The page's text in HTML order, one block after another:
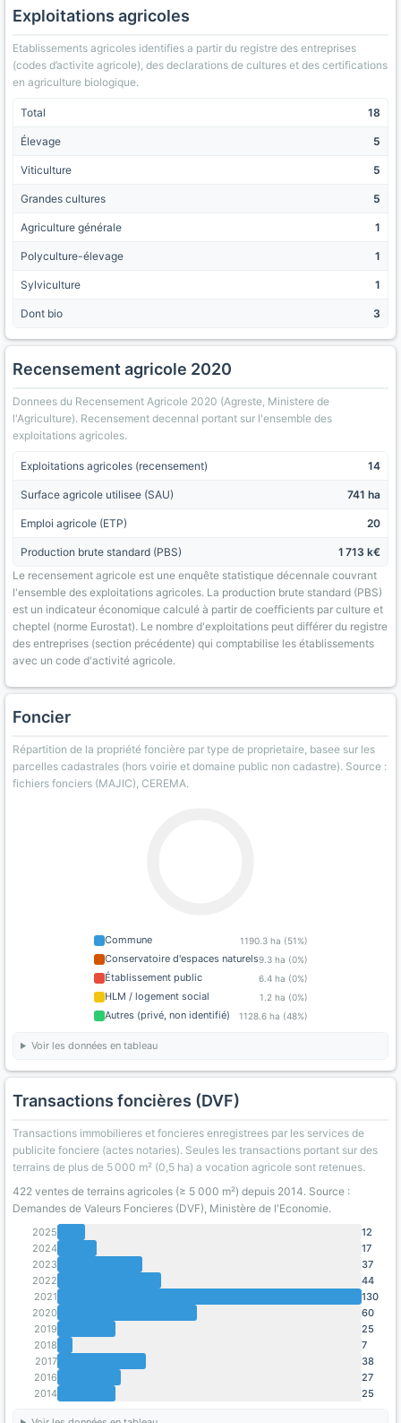
Exploitations agricoles
Etablissements agricoles identifies a partir du registre des entreprises
(codes d’activite agricole), des declarations de cultures et des certifications
en agriculture biologique.
Total 18
Élevage 5
Viticulture 5
Grandes cultures 5
Agriculture générale 1
Polyculture-élevage 1
Sylviculture 1
Dont bio 3
Recensement agricole 2020
Donnees du Recensement Agricole 2020 (Agreste, Ministere de
l'Agriculture). Recensement decennal portant sur l'ensemble des
exploitations agricoles.
Exploitations agricoles (recensement) 14
Surface agricole utilisee (SAU) 741 ha
Emploi agricole (ETP) 20
Production brute standard (PBS)
1 713 k€
Le recensement agricole est une enquête statistique décennale couvrant
l'ensemble des exploitations agricoles. La production brute standard (PBS)
est un indicateur économique calculé à partir de coefficients par culture et
cheptel (norme Eurostat). Le nombre d'exploitations peut différer du registre
des entreprises (section précédente) qui comptabilise les établissements
avec un code d'activité agricole.
Foncier
Répartition de la propriété foncière par type de proprietaire, basee sur les
parcelles cadastrales (hors voirie et domaine public non cadastre). Source :
fichiers fonciers (MAJIC), CEREMA.
Commune 1190.3 ha (51%)
Conservatoire d'espaces naturels9.3 ha (0%)
Établissement public 6.4 ha (0%)
HLM / logement social 1.2 ha (0%)
Autres (privé, non identifié) 1128.6 ha (48%)
Voir les données en tableau
Transactions foncières (DVF)
Transactions immobilieres et foncieres enregistrees par les services de
publicite fonciere (actes notaries). Seules les transactions portant sur des
terrains de plus de 5 000 m² (0,5 ha) a vocation agricole sont retenues.
422 ventes de terrains agricoles (≥ 5 000 m²) depuis 2014. Source :
Demandes de Valeurs Foncieres (DVF), Ministère de l'Economie.
2025
12
2024
17
2023
37
2022
44
2021
130
2020
60
2019
25
2018
7
2017
38
2016
27
2014
25